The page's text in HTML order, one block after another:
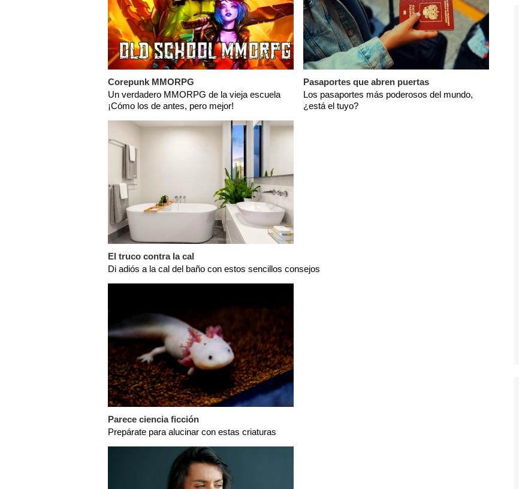
Corepunk MMORPG
Un verdadero MMORPG de la vieja escuela
¡Cómo los de antes, pero mejor!
Pasaportes que abren puertas
Los pasaportes más poderosos del mundo,
¿está el tuyo?
El truco contra la cal
Di adiós a la cal del baño con estos sencillos consejos
Parece ciencia ficción
Prepárate para alucinar con estas criaturas